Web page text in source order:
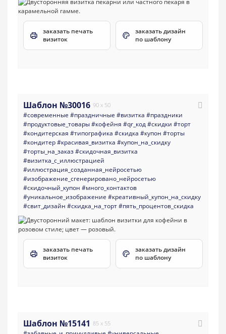
заказать печать
визиток
заказать дизайн
по шаблону
Шаблон №30016 90 x 50
#современные #праздничные #визитка #праздники
#продуктовые_товары#кофейня #qr_код#скидки #торт
#кондитерская #типографика #скидка #купон #торты
#кондитер#красивая_визитка #купон_на_скидку
#торты_на_заказ#скидочная_визитка
#визитка_с_иллюстрацией
#иллюстрация_созданная_нейросетью
#изображение_сгенерировано_нейросетью
#скидочный_купон #много_контактов
#уникальное_изображение #креативный_купон_на_скидку
#свит_дизайн #скидка_на_торт#пять_процентов_скидка
заказать печать
визиток
заказать дизайн
по шаблону
Шаблон №15141 85 x 55